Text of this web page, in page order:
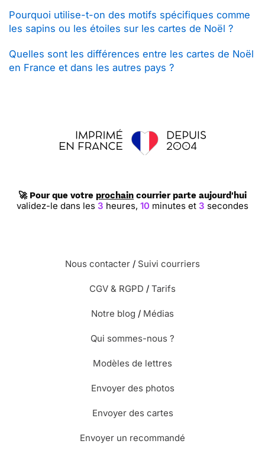
Pourquoi utilise-t-on des motifs spécifiques comme
les sapins ou les étoiles sur les cartes de Noël ?
Quelles sont les différences entre les cartes de Noël
en France et dans les autres pays ?
🚀 Pour que votre prochain courrier parte aujourd'hui
validez-le dans les3 heures,10 minutes et2 secondes
Nous contacter / Suivi courriers
CGV & RGPD / Tarifs
Notre blog / Médias
Qui sommes-nous ?
Modèles de lettres
Envoyer des photos
Envoyer des cartes
Envoyer un recommandé